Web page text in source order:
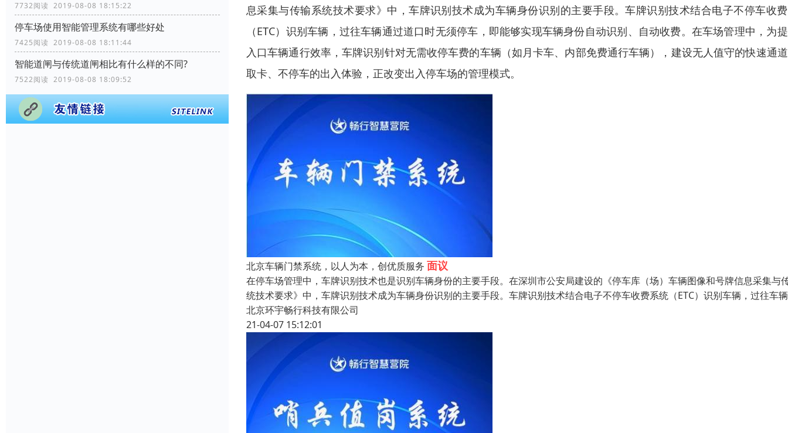
7732阅读 2019-08-08 18:15:22
停车场使用智能管理系统有哪些好处
7425阅读 2019-08-08 18:11:44
智能道闸与传统道闸相比有什么样的不同?
7522阅读 2019-08-08 18:09:52
息采集与传输系统技术要求》中，车牌识别技术成为车辆身份识别的主要手段。车牌识别技术结合电子不停车收
（ETC）识别车辆，过往车辆通过道口时无须停车，即能够实现车辆身份自动识别、自动收费。在车场管理中，为
入口车辆通行效率，车牌识别针对无需收停车费的车辆（如月卡车、内部免费通行车辆），建设无人值守的快速通
取卡、不停车的出入体验，正改变出入停车场的管理模式。
北京车辆门禁系统，以人为本，创优质服务 面议
在停车场管理中，车牌识别技术也是识别车辆身份的主要手段。在深圳市公安局建设的《停车库（场）车辆图像和号牌信息采集与
统技术要求》中，车牌识别技术成为车辆身份识别的主要手段。车牌识别技术结合电子不停车收费系统（ETC）识别车辆，过往车
北京环宇畅行科技有限公司
21-04-07 15:12:01